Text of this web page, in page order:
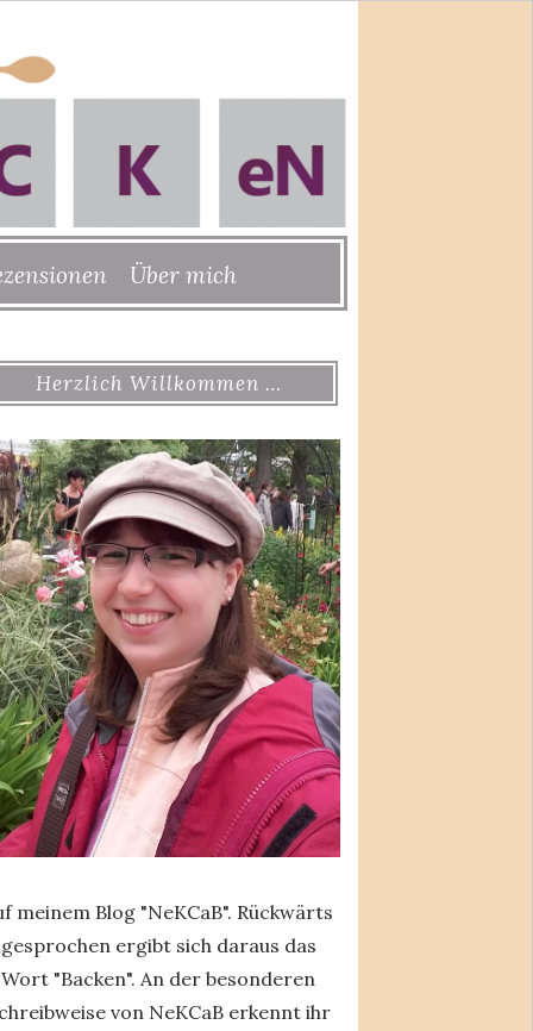
Über mich
Herzlich Willkommen …
meinem Blog "NeKCaB". Rückwärts
gesprochen ergibt sich daraus das
Wort "Backen". An der besonderen
von NeKCaB erkennt ihr